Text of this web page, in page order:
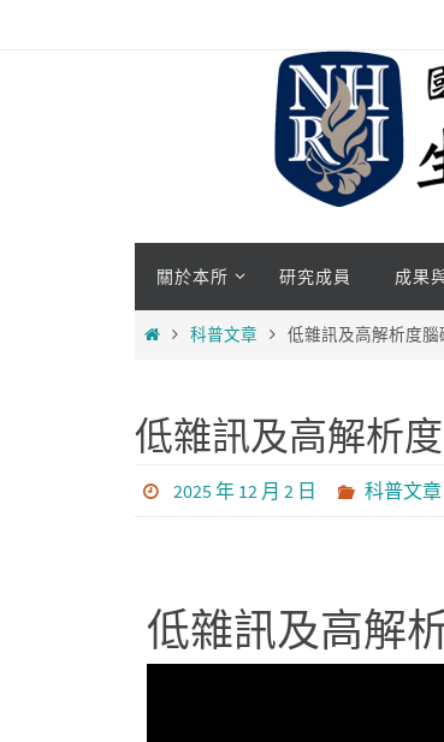
關於本所 研究成員 成果
科普文章 低雜訊及高解析度腦
低雜訊及高解析
2025 年 12 月 2 日 科普文章
低雜訊及高解